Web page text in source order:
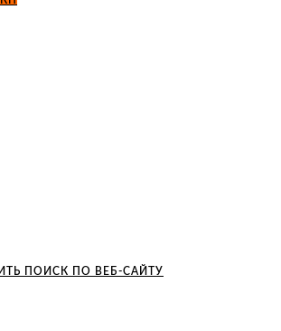
ПОИСК ПО ВЕБ-САЙТУ